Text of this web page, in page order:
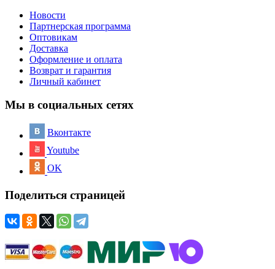
Новости
Партнерская программа
Оптовикам
Доставка
Оформление и оплата
Возврат и гарантия
Личный кабинет
Мы в социальных сетях
Вконтакте
Youtube
OK
Поделиться страницей